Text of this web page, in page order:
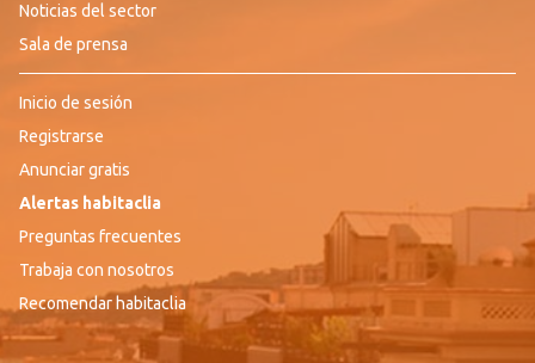
Noticias del sector
Sala de prensa
Inicio de sesión
Registrarse
Anunciar gratis
Alertas habitaclia
Preguntas frecuentes
Trabaja con nosotros
Recomendar habitaclia